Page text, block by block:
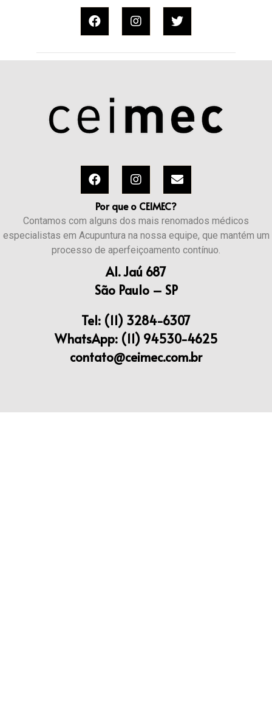
Por que o CEIMEC?
Contamos com alguns dos mais renomados médicos
especialistas em Acupuntura na nossa equipe, que mantém um
processo de aperfeiçoamento contínuo.​
Al. Jaú 687
São Paulo – SP
Tel: (11) 3284-6307
WhatsApp: (11) 94530-4625
contato@ceimec.com.br